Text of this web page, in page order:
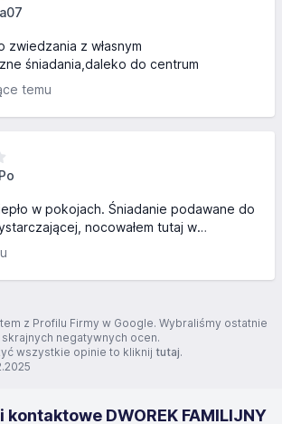
zalecam jazdę samochodem. Są dwa
przy wejściu oraz większych wzdłuż
zwiedzania z własnym
śniadania,daleko do centrum
temu
w pokojach. Śniadanie podawane do
nocowałem tutaj w
w sezonie jest inaczej .Mój pobyt
z Profilu Firmy w Google. Wybraliśmy ostatnie
negatywnych ocen.
wszystkie opinie to kliknij tutaj.
DWOREK FAMILIJNY